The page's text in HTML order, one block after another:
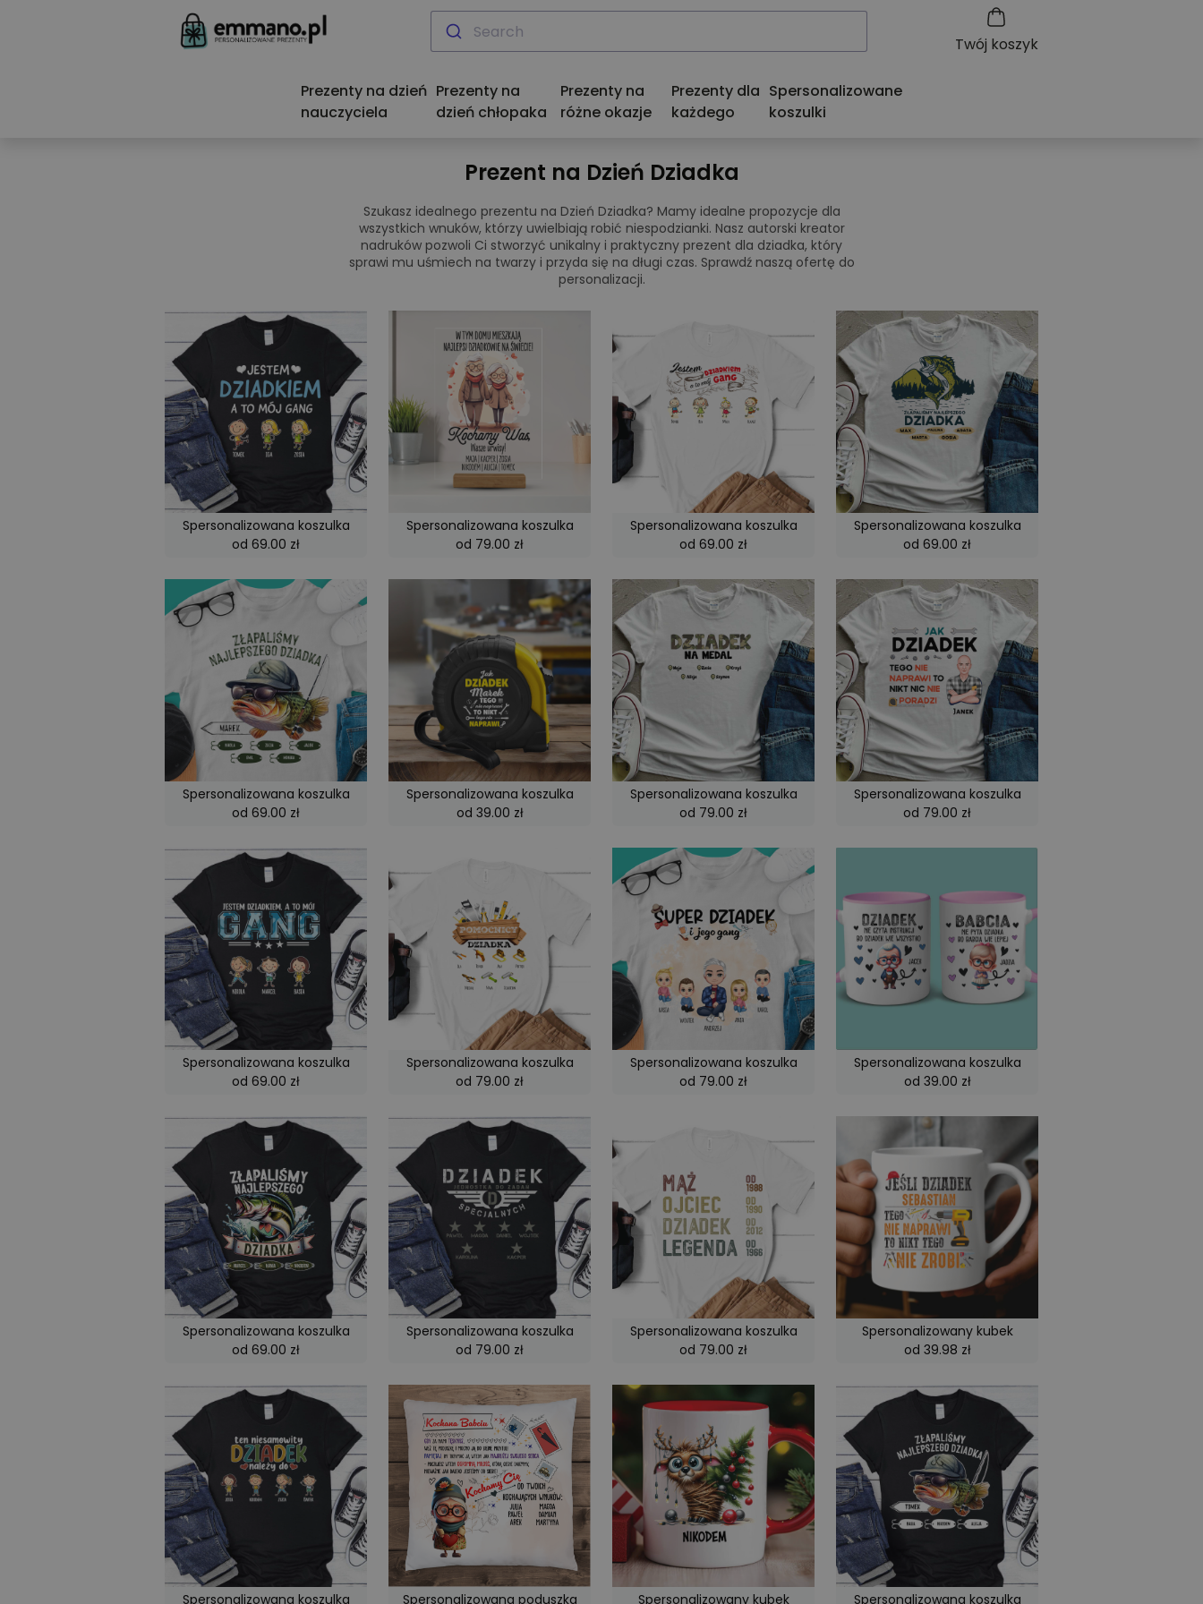
Twój koszyk
Prezenty na dzień
nauczyciela
Prezenty na
dzień chłopaka
Prezenty na
różne okazje
Prezenty dla
każdego
Spersonalizowane
koszulki
Prezent na Dzień Dziadka
Szukasz idealnego prezentu na Dzień Dziadka? Mamy idealne propozycje dla
wszystkich wnuków, którzy uwielbiają robić niespodzianki. Nasz autorski kreator
nadruków pozwoli Ci stworzyć unikalny i praktyczny prezent dla dziadka, który
sprawi mu uśmiech na twarzy i przyda się na długi czas. Sprawdź naszą ofertę do
personalizacji.
Spersonalizowana koszulka
od 69.00 zł
Spersonalizowana koszulka
od 79.00 zł
Spersonalizowana koszulka
od 69.00 zł
Spersonalizowana koszulka
od 69.00 zł
Spersonalizowana koszulka
od 69.00 zł
Spersonalizowana koszulka
od 39.00 zł
Spersonalizowana koszulka
od 79.00 zł
Spersonalizowana koszulka
od 79.00 zł
Spersonalizowana koszulka
od 69.00 zł
Spersonalizowana koszulka
od 79.00 zł
Spersonalizowana koszulka
od 79.00 zł
Spersonalizowana koszulka
od 39.00 zł
Spersonalizowana koszulka
od 69.00 zł
Spersonalizowana koszulka
od 79.00 zł
Spersonalizowana koszulka
od 79.00 zł
Spersonalizowany kubek
od 39.98 zł
Spersonalizowana koszulka
Spersonalizowana poduszka
Spersonalizowany kubek
Spersonalizowana koszulka